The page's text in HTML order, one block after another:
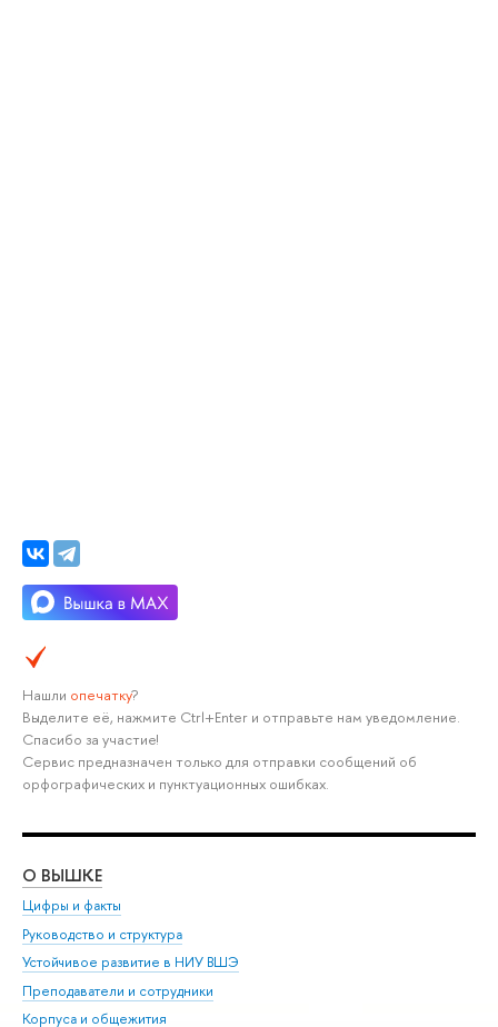
Нашли опечатку?
Выделите её, нажмите Ctrl+Enter и отправьте нам уведомление.
Спасибо за участие!
Сервис предназначен только для отправки сообщений об
орфографических и пунктуационных ошибках.
О ВЫШКЕ
Цифры и факты
Руководство и структура
Устойчивое развитие в НИУ ВШЭ
Преподаватели и сотрудники
Корпуса и общежития